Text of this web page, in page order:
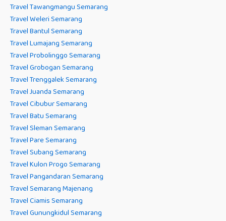
Travel Tawangmangu Semarang
Travel Weleri Semarang
Travel Bantul Semarang
Travel Lumajang Semarang
Travel Probolinggo Semarang
Travel Grobogan Semarang
Travel Trenggalek Semarang
Travel Juanda Semarang
Travel Cibubur Semarang
Travel Batu Semarang
Travel Sleman Semarang
Travel Pare Semarang
Travel Subang Semarang
Travel Kulon Progo Semarang
Travel Pangandaran Semarang
Travel Semarang Majenang
Travel Ciamis Semarang
Travel Gunungkidul Semarang